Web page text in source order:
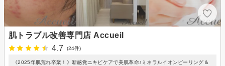
肌トラブル改善専門店 Accueil
4.7
(24件)
《2025年肌荒れ卒業！》新感覚ニキビケアで美肌革命♪ミネラルイオンピーリング＆